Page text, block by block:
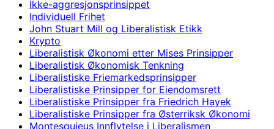
Ikke-aggresjonsprinsippet
Individuell Frihet
John Stuart Mill og Liberalistisk Etikk
Krypto
Liberalistisk Økonomi etter Mises Prinsipper
Liberalistisk Økonomisk Tenkning
Liberalistiske Friemarkedsprinsipper
Liberalistiske Prinsipper for Eiendomsrett
Liberalistiske Prinsipper fra Friedrich Hayek
Liberalistiske Prinsipper fra Østerriksk Økonomi
Montesquieus Innflytelse i Liberalismen